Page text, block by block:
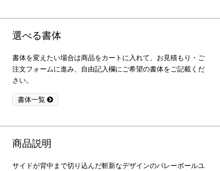
選べる書体
書体を変えたい場合は商品をカートに入れて、お見積もり・ご
注文フォームに進み、自由記入欄にご希望の書体をご記載くだ
さい。
書体一覧
商品説明
サイドが背中まで切り込んだ斬新なデザインのバレーボールユ